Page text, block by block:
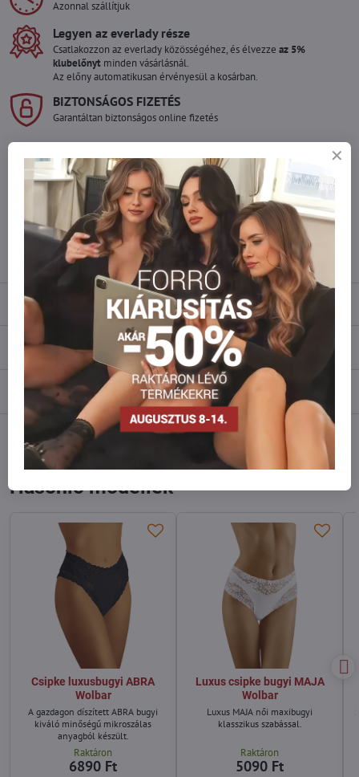
Azonnal szállítjuk
Legyen az everlady része
Csatlakozzon az everlady közösségéhez, és élvezze az 5%
klubelőnyt minden vásárlásnál.
Az előny automatikusan érvényesül a kosárban.
BIZTONSÁGOS FIZETÉS
Garantáltan biztonságos online fizetés
Szeretne több terméket rendelni mint
amennyi raktáron van?
Ne habozzon kapcsolatba lépni velünk, raktárra szállítjuk az árut!
info​@everlady​.eu
Leírás
Vélemények 0
Fórum 0
Facebook Reddit WhatsApp
Hasonló modellek
Csipke luxusbugyi ABRA
Wolbar
A gazdagon díszített ABRA bugyi
kiváló minőségű mikroszálas
anyagból készült.
Raktáron
6890 Ft
Luxus csipke bugyi MAJA
Wolbar
Luxus MAJA női maxibugyi
klasszikus szabással.
Raktáron
5090 Ft